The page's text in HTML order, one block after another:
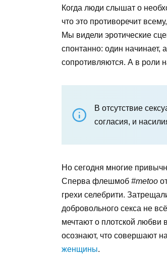
Когда люди слышат о
что это противоречит
Мы видели эротические
спонтанно: один начинает,
сопротивляются. А в роли
В отсутствие
согласия, и
Но сегодня многие
Сперва флешмоб #metoo
грехи селебрити.
добровольного секса не
мечтают о плотской
осознают, что совершают
женщины.